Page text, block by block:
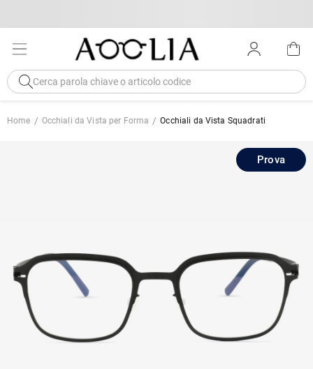
Home Occhiali da Vista per Forma Occhiali da Vista Squadrati
Prova